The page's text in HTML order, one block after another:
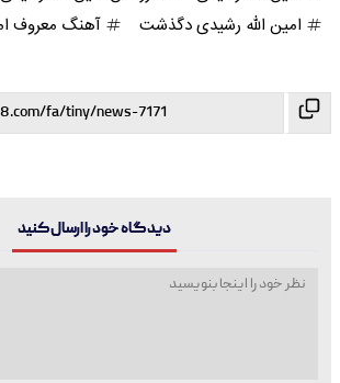
امین الله رشیدی دگذشت
آهنگ معروف
دیدگاه خود را ارسال کنید